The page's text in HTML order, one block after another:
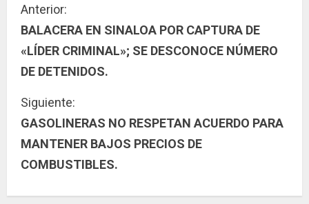
S
i
g
u
e
l
Anterior:
BALACERA EN SINALOA POR CAPTURA DE
«LÍDER CRIMINAL»; SE DESCONOCE NÚMERO
DE DETENIDOS.
Siguiente:
GASOLINERAS NO RESPETAN ACUERDO PARA
MANTENER BAJOS PRECIOS DE
COMBUSTIBLES.